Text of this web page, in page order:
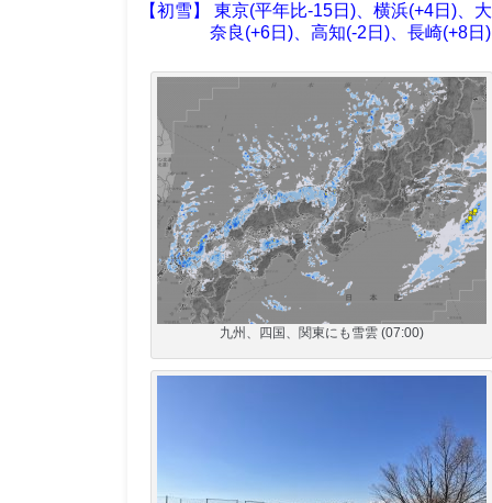
【初雪】 東京(平年比-15日)、横浜(+4日)、
奈良(+6日)、高知(-2日)、長崎(+8日)
九州、四国、関東にも雪雲 (07:00)